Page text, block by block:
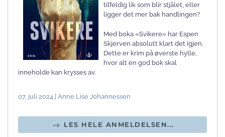
tilfeldig lik som blir stjålet, eller
ligger det mer bak handlingen?
Med boka «Svikere» har Espen
Skjerven absolutt klart det igjen.
Dette er krim på øverste hylle,
hvor alt en god bok skal
inneholde kan krysses av.
07. juli 2024 | Anne Lise Johannessen
LES HELE ANMELDELSEN...